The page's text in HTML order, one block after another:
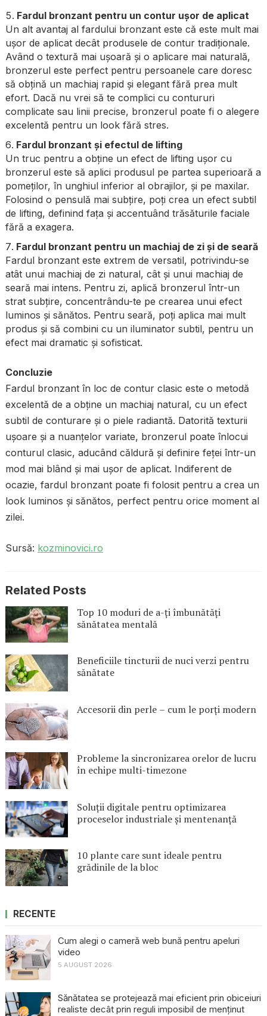
Fardul bronzant pentru un contur ușor de aplicat
Un alt avantaj al fardului bronzant este că este mult mai
ușor de aplicat decât produsele de contur tradiționale.
Având o textură mai ușoară și o aplicare mai naturală,
bronzerul este perfect pentru persoanele care doresc
să obțină un machiaj rapid și elegant fără prea mult
efort. Dacă nu vrei să te complici cu contururi
complicate sau linii precise, bronzerul poate fi o alegere
excelentă pentru un look fără stres.
Fardul bronzant și efectul de lifting
Un truc pentru a obține un efect de lifting ușor cu
bronzerul este să aplici produsul pe partea superioară a
pomeților, în unghiul inferior al obrajilor, și pe maxilar.
Folosind o pensulă mai subțire, poți crea un efect subtil
de lifting, definind fața și accentuând trăsăturile faciale
fără a exagera.
Fardul bronzant pentru un machiaj de zi și de seară
Fardul bronzant este extrem de versatil, potrivindu-se
atât unui machiaj de zi natural, cât și unui machiaj de
seară mai intens. Pentru zi, aplică bronzerul într-un
strat subțire, concentrându-te pe crearea unui efect
luminos și sănătos. Pentru seară, poți aplica mai mult
produs și să combini cu un iluminator subtil, pentru un
efect mai dramatic și sofisticat.
Concluzie
Fardul bronzant în loc de contur clasic este o metodă
excelentă de a obține un machiaj natural, cu un efect
subtil de conturare și o piele radiantă. Datorită texturii
ușoare și a nuanțelor variate, bronzerul poate înlocui
conturul clasic, aducând căldură și definire feței într-un
mod mai blând și mai ușor de aplicat. Indiferent de
ocazie, fardul bronzant poate fi folosit pentru a crea un
look luminos și sănătos, perfect pentru orice moment al
zilei.
Sursă: kozminovici.ro
Related Posts
Top 10 moduri de a-ți îmbunătăți
sănătatea mentală
Beneficiile tincturii de nuci verzi pentru
sănătate
Accesorii din perle – cum le porți modern
Probleme la sincronizarea orelor de lucru
în echipe multi-timezone
Soluții digitale pentru optimizarea
proceselor industriale și mentenanță
10 plante care sunt ideale pentru
grădinile de la bloc
RECENTE
Cum alegi o cameră web bună pentru apeluri
video
5 AUGUST 2026
Sănătatea se protejează mai eficient prin obiceiuri
realiste decât prin reguli imposibil de menținut